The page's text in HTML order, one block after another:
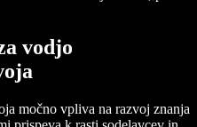
vodjo
močno vpliva na razvoj znanja